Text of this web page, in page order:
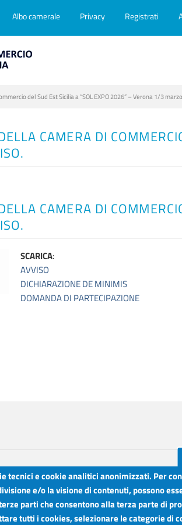
Albo camerale Privacy Registrati
del Sud Est Sicilia a “SOL EXPO 2026” – Verona 1/3
CAMERA DI
CAMERA DI
SCARICA:
AVVISO
DICHIARAZIONE DE MINIMIS
DOMANDA DI PARTECIPAZIONE
e Agricoltura del Sud Est Sicilia
Orari sportelli:
tecnici e cookie analitici anonimizzati. Per
e/o la visione di contenuti, possono
parti che consentono alla terza parte di
tutti i cookies, selezionare le categorie di